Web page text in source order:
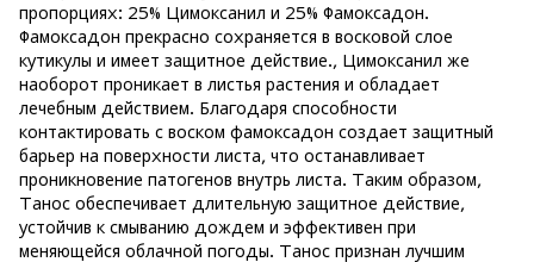
пропорциях: 25% Цимоксанил и 25% Фамоксадон.
Фамоксадон прекрасно сохраняется в восковой слое
кутикулы и имеет защитное действие., Цимоксанил же
наоборот проникает в листья растения и обладает
лечебным действием. Благодаря способности
контактировать с воском фамоксадон создает защитный
барьер на поверхности листа, что останавливает
проникновение патогенов внутрь листа. Таким образом,
Танос обеспечивает длительную защитное действие,
устойчив к смыванию дождем и эффективен при
меняющейся облачной погоды. Танос признан лучшим